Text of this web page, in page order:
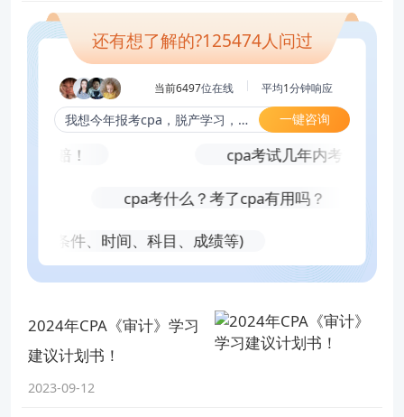
以上就是【太全啦！2023年CPA六科三色笔记
（全）.pdf】的全部内容。想知道自己是否可以报
考？赶快来看
吧！欢迎小伙伴们前往高顿教
还有想了解的?125474人问过
当前6497位在线 平均1分钟响应
我想今年报考cpa，脱产学习，报几科合适？ 一键咨询
赚不赔！ cpa考试几年内考完？5年
cpa考什么？考了cpa有用吗？
信息(条件、时间、科目、成绩等)
2024年CPA《审计》学习
建议计划书！
2023-09-12